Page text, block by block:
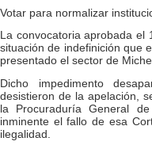
Votar para normalizar
La convocatoria aprobada el
situación de indefinición que
presentado el sector de
Dicho impedimento
desistieron de la apelación,
la Procuraduría General
inminente el fallo de esa
ilegalidad.